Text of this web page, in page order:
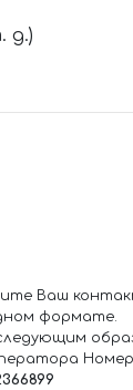
д.)
Ваш
формате.
Номер